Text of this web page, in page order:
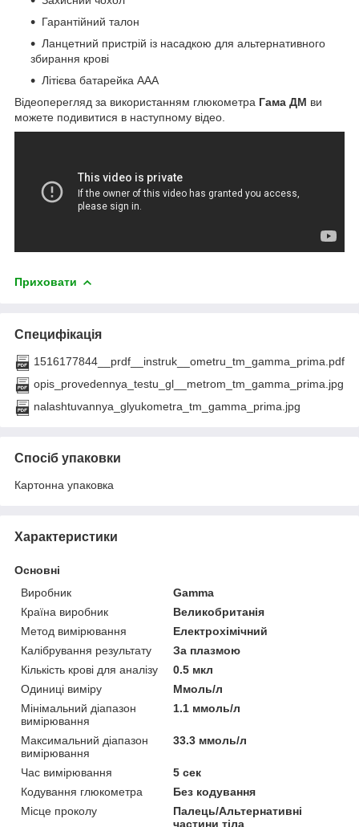
Гарантійний талон
Ланцетний пристрій із насадкою для альтернативного
збирання крові
Літієва батарейка AAA
Відеоперегляд за використанням глюкометра Гама ДМ ви
можете подивитися в наступному відео.
Приховати
Специфікація
1516177844__prdf__instruk__ometru_tm_gamma_prima.pdf
opis_provedennya_testu_gl__metrom_tm_gamma_prima.jpg
nalashtuvannya_glyukometra_tm_gamma_prima.jpg
Спосіб упаковки
Картонна упаковка
Характеристики
Основні
Виробник
Gamma
Країна виробник
Великобританія
Метод вимірювання
Електрохімічний
Калібрування результату
За плазмою
Кількість крові для аналізу
0.5 мкл
Одиниці виміру
Ммоль/л
Мінімальний діапазон
вимірювання
1.1 ммоль/л
Максимальний діапазон
вимірювання
33.3 ммоль/л
Час вимірювання
5 сек
Кодування глюкометра
Без кодування
Місце проколу
Палець/Альтернативні
частини тіла